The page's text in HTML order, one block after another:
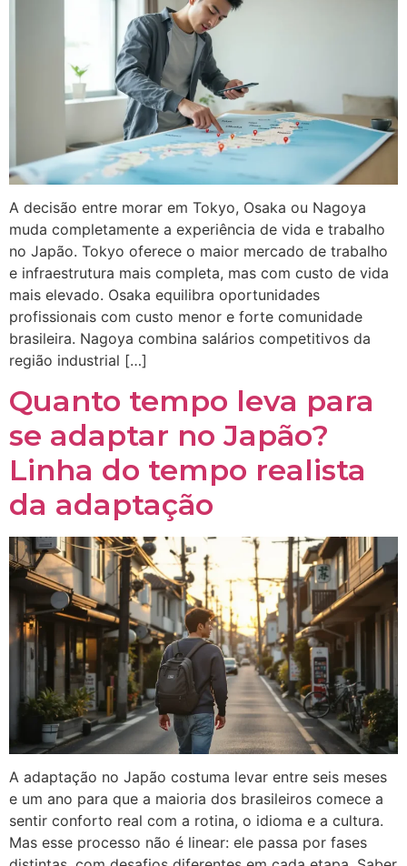
A decisão entre morar em Tokyo, Osaka ou Nagoya
muda completamente a experiência de vida e trabalho
no Japão. Tokyo oferece o maior mercado de trabalho
e infraestrutura mais completa, mas com custo de vida
mais elevado. Osaka equilibra oportunidades
profissionais com custo menor e forte comunidade
brasileira. Nagoya combina salários competitivos da
região industrial […]
Quanto tempo leva para
se adaptar no Japão?
Linha do tempo realista
da adaptação
A adaptação no Japão costuma levar entre seis meses
e um ano para que a maioria dos brasileiros comece a
sentir conforto real com a rotina, o idioma e a cultura.
Mas esse processo não é linear: ele passa por fases